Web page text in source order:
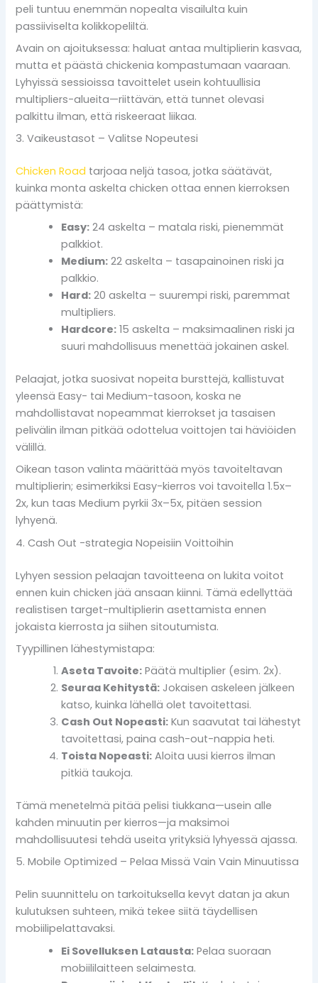
peli tuntuu enemmän nopealta visailulta kuin
passiiviselta kolikkopeliltä.
Avain on ajoituksessa: haluat antaa multiplierin kasvaa,
mutta et päästä chickenia kompastumaan vaaraan.
Lyhyissä sessioissa tavoittelet usein kohtuullisia
multipliers-alueita—riittävän, että tunnet olevasi
palkittu ilman, että riskeeraat liikaa.
3. Vaikeustasot – Valitse Nopeutesi
Chicken Road tarjoaa neljä tasoa, jotka säätävät,
kuinka monta askelta chicken ottaa ennen kierroksen
päättymistä:
Easy: 24 askelta – matala riski, pienemmät
palkkiot.
Medium: 22 askelta – tasapainoinen riski ja
palkkio.
Hard: 20 askelta – suurempi riski, paremmat
multipliers.
Hardcore: 15 askelta – maksimaalinen riski ja
suuri mahdollisuus menettää jokainen askel.
Pelaajat, jotka suosivat nopeita bursttejä, kallistuvat
yleensä Easy- tai Medium-tasoon, koska ne
mahdollistavat nopeammat kierrokset ja tasaisen
pelivälin ilman pitkää odottelua voittojen tai häviöiden
välillä.
Oikean tason valinta määrittää myös tavoiteltavan
multiplierin; esimerkiksi Easy-kierros voi tavoitella 1.5x–
2x, kun taas Medium pyrkii 3x–5x, pitäen session
lyhyenä.
4. Cash Out -strategia Nopeisiin Voittoihin
Lyhyen session pelaajan tavoitteena on lukita voitot
ennen kuin chicken jää ansaan kiinni. Tämä edellyttää
realistisen target-multiplierin asettamista ennen
jokaista kierrosta ja siihen sitoutumista.
Tyypillinen lähestymistapa:
Aseta Tavoite: Päätä multiplier (esim. 2x).
Seuraa Kehitystä: Jokaisen askeleen jälkeen
katso, kuinka lähellä olet tavoitettasi.
Cash Out Nopeasti: Kun saavutat tai lähestyt
tavoitettasi, paina cash-out-nappia heti.
Toista Nopeasti: Aloita uusi kierros ilman
pitkiä taukoja.
Tämä menetelmä pitää pelisi tiukkana—usein alle
kahden minuutin per kierros—ja maksimoi
mahdollisuutesi tehdä useita yrityksiä lyhyessä ajassa.
5. Mobile Optimized – Pelaa Missä Vain Vain Minuutissa
Pelin suunnittelu on tarkoituksella kevyt datan ja akun
kulutuksen suhteen, mikä tekee siitä täydellisen
mobiilipelattavaksi.
Ei Sovelluksen Latausta: Pelaa suoraan
mobiililaitteen selaimesta.